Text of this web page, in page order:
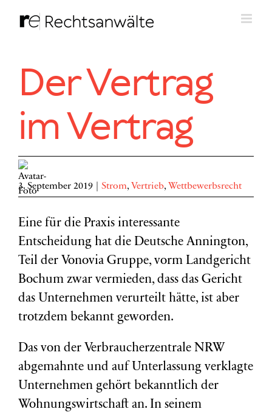
Inhalt
Der Vertrag
im Vertrag
3. September 2019 Strom, Vertrieb, Wettbewerbsrecht
Eine für die Praxis interessante
Entscheidung hat die Deutsche Annington,
Teil der Vonovia Gruppe, vorm Landgericht
Bochum zwar vermieden, dass das Gericht
das Unternehmen verurteilt hätte, ist aber
trotzdem bekannt geworden.
Das von der Verbraucherzentrale NRW
abgemahnte und auf Unterlassung verklagte
Unternehmen gehört bekanntlich der
Wohnungswirtschaft an. In seinem